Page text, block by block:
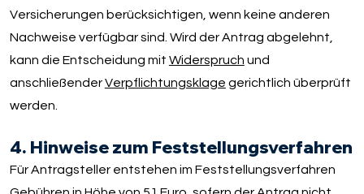
Versicherungen berücksichtigen, wenn keine anderen
Nachweise verfügbar sind. Wird der Antrag abgelehnt,
kann die Entscheidung mit Widerspruch und
anschließenderVerpflichtungsklage gerichtlich überprüft
werden.
4. Hinweise zum Feststellungsverfahren
Für Antragsteller entstehen im Feststellungsverfahren